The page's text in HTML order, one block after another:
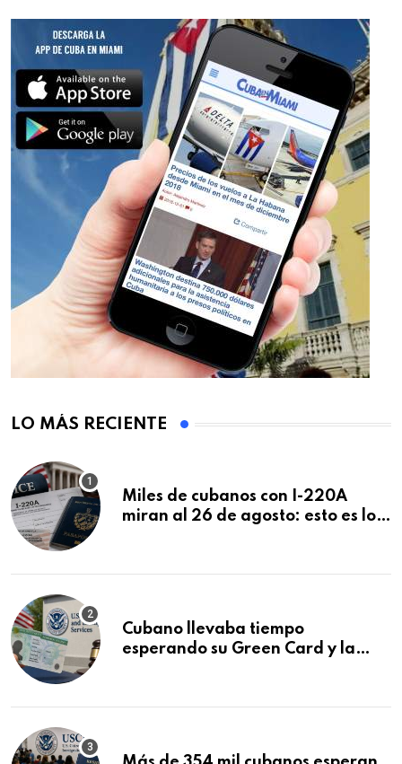
LO MÁS RECIENTE
Miles de cubanos con I-220A
miran al 26 de agosto: esto es lo
Cubano llevaba tiempo
esperando su Green Card y la